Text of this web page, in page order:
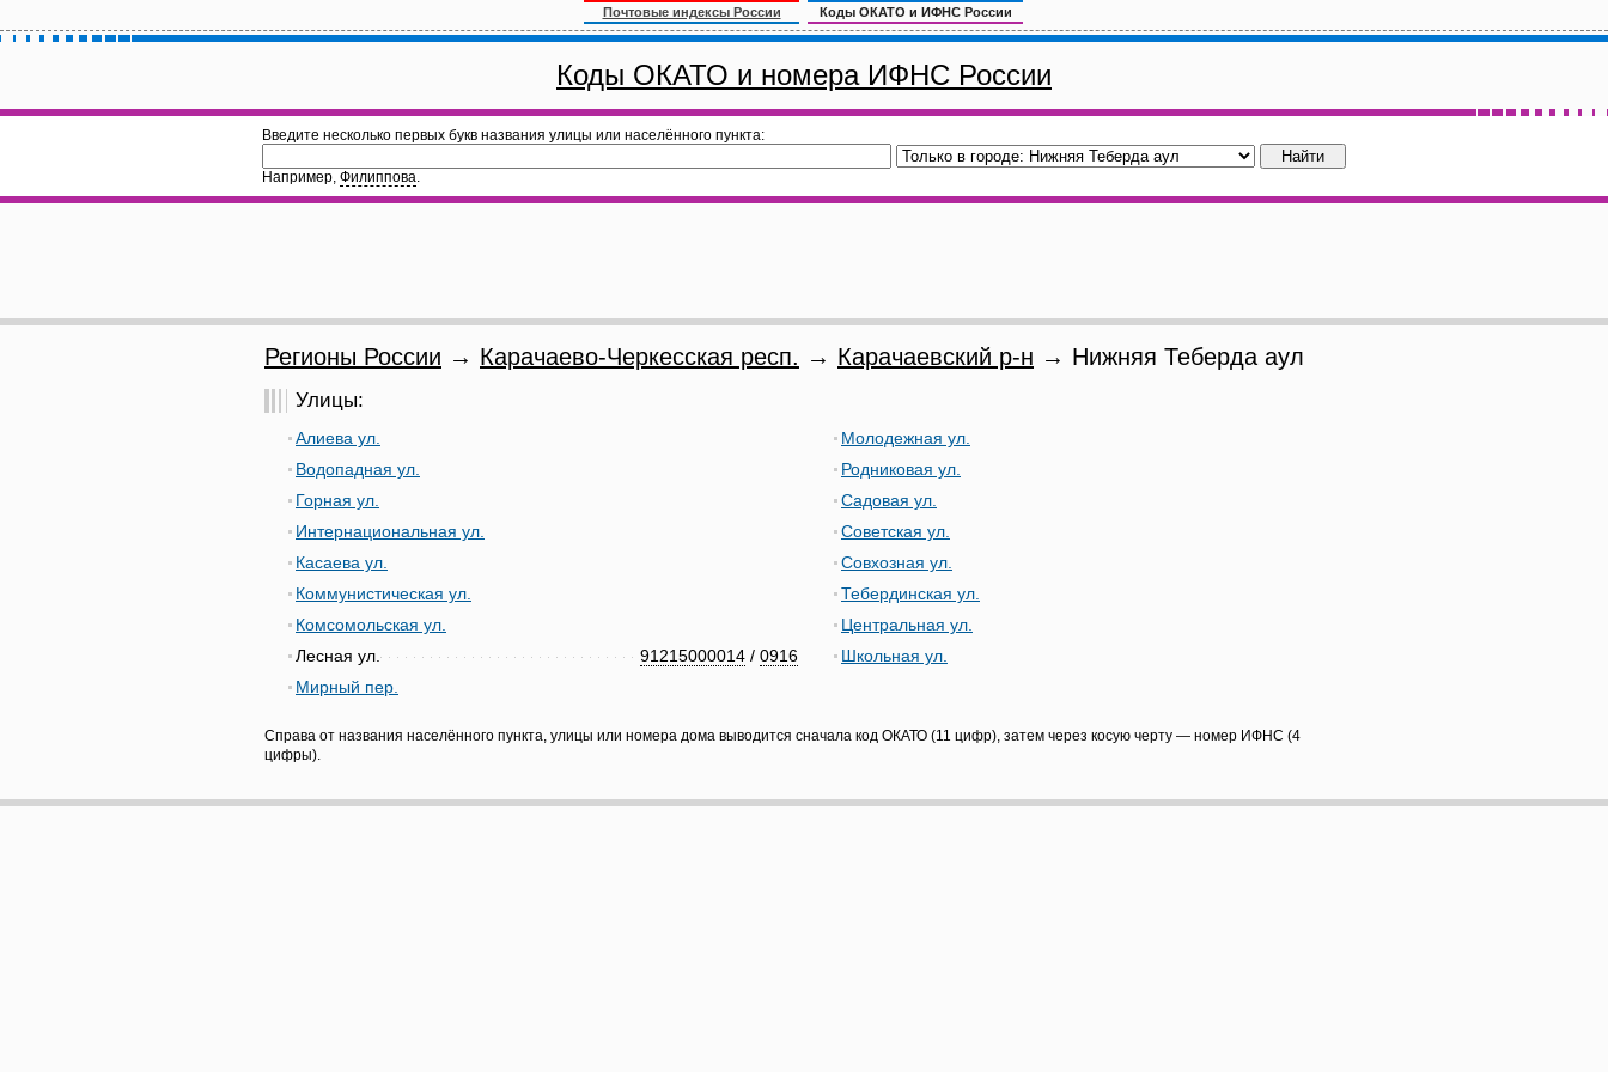
Почтовые индексы России Коды ОКАТО и ИФНС России
Коды ОКАТО и номера ИФНС России
Введите несколько первых букв названия улицы или населённого пункта:
Например, Филиппова.
Регионы России → Карачаево-Черкесская респ. → Карачаевский р-н → Нижняя Теберда аул
Улицы:
Алиева ул.
Водопадная ул.
Горная ул.
Интернациональная ул.
Касаева ул.
Коммунистическая ул.
Комсомольская ул.
91215000014 / 0916
Лесная ул.
Мирный пер.
Молодежная ул.
Родниковая ул.
Садовая ул.
Советская ул.
Совхозная ул.
Тебердинская ул.
Центральная ул.
Школьная ул.
Справа от названия населённого пункта, улицы или номера дома выводится сначала код ОКАТО (11 цифр), затем через косую черту — номер ИФНС (4
цифры).